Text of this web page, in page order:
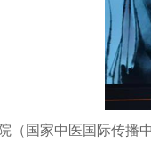
（国家中医国际传播